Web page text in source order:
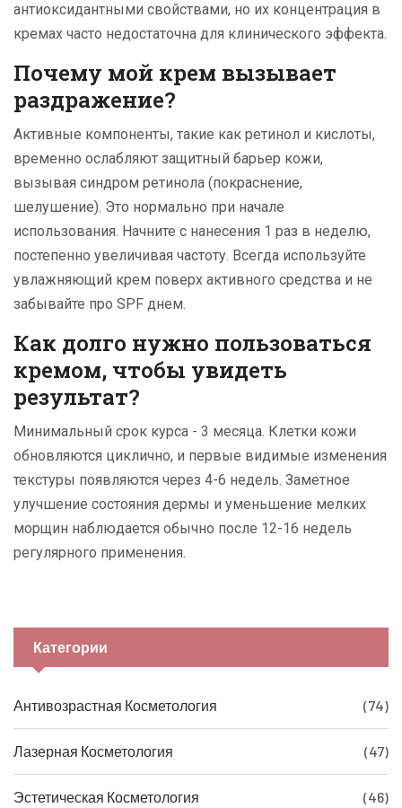
антиоксидантными свойствами, но их концентрация в
кремах часто недостаточна для клинического эффекта.
Почему мой крем вызывает
раздражение?
Активные компоненты, такие как ретинол и кислоты,
временно ослабляют защитный барьер кожи,
вызывая синдром ретинола (покраснение,
шелушение). Это нормально при начале
использования. Начните с нанесения 1 раз в неделю,
постепенно увеличивая частоту. Всегда используйте
увлажняющий крем поверх активного средства и не
забывайте про SPF днем.
Как долго нужно пользоваться
кремом, чтобы увидеть
результат?
Минимальный срок курса - 3 месяца. Клетки кожи
обновляются циклично, и первые видимые изменения
текстуры появляются через 4-6 недель. Заметное
улучшение состояния дермы и уменьшение мелких
морщин наблюдается обычно после 12-16 недель
регулярного применения.
Категории
Антивозрастная Косметология (74)
Лазерная Косметология (47)
Эстетическая Косметология (46)